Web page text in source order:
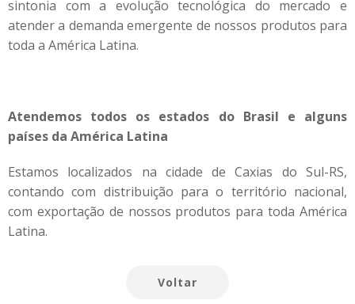
sintonia com a evolução tecnológica do mercado e
atender a demanda emergente de nossos produtos para
toda a América Latina.
Atendemos todos os estados do Brasil e alguns
países da América Latina
Estamos localizados na cidade de Caxias do Sul-RS,
contando com distribuição para o território nacional,
com exportação de nossos produtos para toda América
Latina.
Voltar